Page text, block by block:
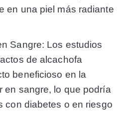
en una piel más radiante
Sangre: Los estudios
de alcachofa
beneficioso en la
en sangre, lo que podría
con diabetes o en riesgo